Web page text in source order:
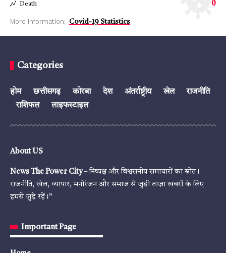
Death 0
More Information: Covid-19 Statistics
Categories
होम छत्तीसगढ़ कोरबा देश अंतर्राष्ट्रीय खेल
राजनीति
राशिफल
लाइफस्टाइल
About US
News The Power City– निष्पक्ष और विश्वसनीय समाचारों का स्रोत।
राजनीति, खेल, व्यापार, मनोरंजन और समाज से जुड़ी ताज़ा खबरों के लिए
हमसे जुड़े रहें।”
Important Page